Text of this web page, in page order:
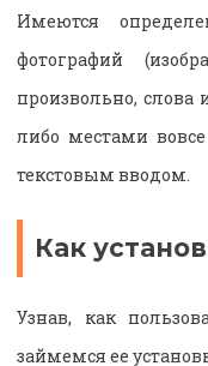
Имеются
фотографий
произвольно,
либо местами
текстовым вводом.
Как
Узнав, как
займемся ее